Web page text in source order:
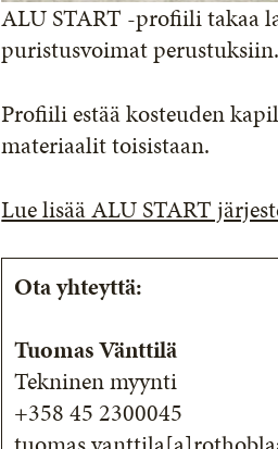
ALU START -profiili takaa
puristusvoimat perustuksiin.
Profiili estää kosteuden
materiaalit toisistaan.
Lue lisää ALU START
Ota yhteyttä:
Tuomas Vänttilä
Tekninen myynti
+358 45 2300045